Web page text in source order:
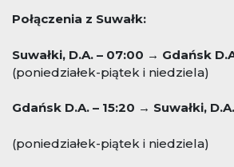
Połączenia z Suwałk:
Suwałki, D.A. – 07:00 → Gdańsk
(poniedziałek-piątek i niedziela)
Gdańsk D.A. – 15:20 → Suwałki,
(poniedziałek-piątek i niedziela)